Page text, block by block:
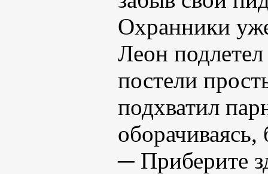
Охранники
Леон
постели
подхватил
─ Приберите